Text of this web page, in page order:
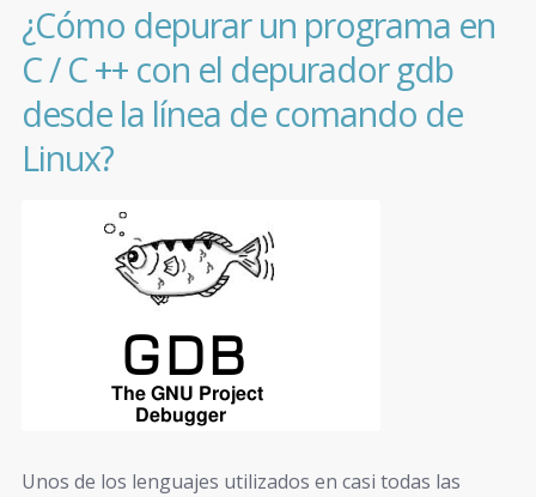
¿Cómo depurar un programa en
C / C ++ con el depurador gdb
desde la línea de comando de
Linux?
Unos de los lenguajes utilizados en casi todas las